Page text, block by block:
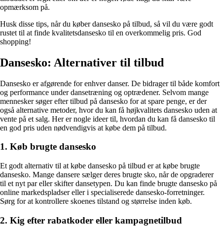
opmærksom på.
Husk disse tips, når du køber dansesko på tilbud, så vil du være godt
rustet til at finde kvalitetsdansesko til en overkommelig pris. God
shopping!
Dansesko: Alternativer til tilbud
Dansesko er afgørende for enhver danser. De bidrager til både komfort
og performance under dansetræning og optrædener. Selvom mange
mennesker søger efter tilbud på dansesko for at spare penge, er der
også alternative metoder, hvor du kan få højkvalitets dansesko uden at
vente på et salg. Her er nogle ideer til, hvordan du kan få dansesko til
en god pris uden nødvendigvis at købe dem på tilbud.
1. Køb brugte dansesko
Et godt alternativ til at købe dansesko på tilbud er at købe brugte
dansesko. Mange dansere sælger deres brugte sko, når de opgraderer
til et nyt par eller skifter dansetypen. Du kan finde brugte dansesko på
online markedspladser eller i specialiserede dansesko-forretninger.
Sørg for at kontrollere skoenes tilstand og størrelse inden køb.
2. Kig efter rabatkoder eller kampagnetilbud